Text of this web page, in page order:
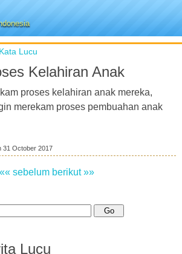
Lucu
Kelahiran Anak
proses kelahiran anak mereka,
merekam proses pembuahan anak
31 October 2017
«« sebelum berikut »»
Lucu